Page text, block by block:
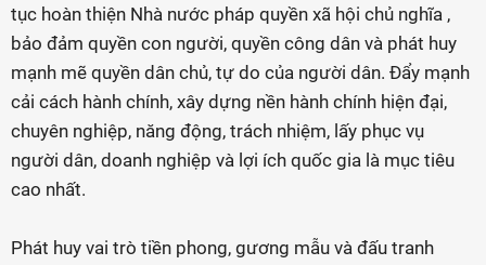
tục hoàn thiện Nhà nước pháp quyền xã hội chủ nghĩa ,
bảo đảm quyền con người, quyền công dân và phát huy
mạnh mẽ quyền dân chủ, tự do của người dân. Đẩy mạnh
cải cách hành chính, xây dựng nền hành chính hiện đại,
chuyên nghiệp, năng động, trách nhiệm, lấy phục vụ
người dân, doanh nghiệp và lợi ích quốc gia là mục tiêu
cao nhất.
Phát huy vai trò tiền phong, gương mẫu và đấu tranh